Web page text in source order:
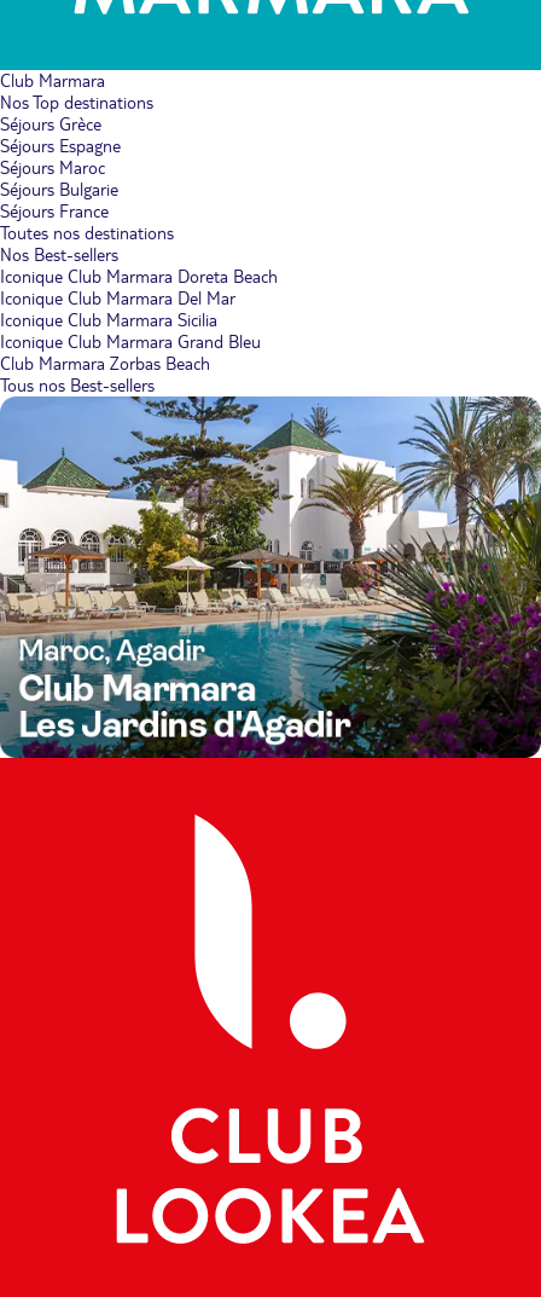
Club Marmara
Nos Top destinations
Séjours Grèce
Séjours Espagne
Séjours Maroc
Séjours Bulgarie
Séjours France
Toutes nos destinations
Nos Best-sellers
Iconique Club Marmara Doreta Beach
Iconique Club Marmara Del Mar
Iconique Club Marmara Sicilia
Iconique Club Marmara Grand Bleu
Club Marmara Zorbas Beach
Tous nos Best-sellers